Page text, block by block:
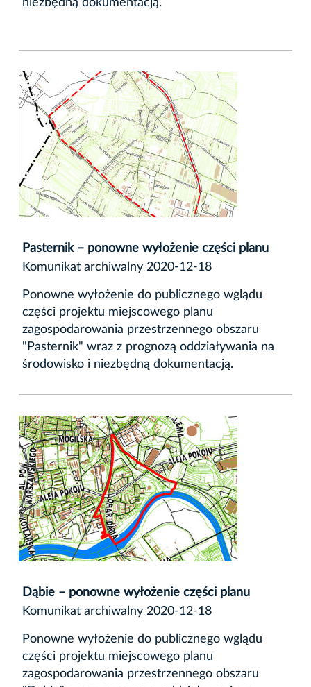
niezbędną dokumentacją.
Pasternik – ponowne wyłożenie części planu
Komunikat archiwalny 2020-12-18
Ponowne wyłożenie do publicznego wglądu
części projektu miejscowego planu
zagospodarowania przestrzennego obszaru
"Pasternik" wraz z prognozą oddziaływania na
środowisko i niezbędną dokumentacją.
Dąbie – ponowne wyłożenie części planu
Komunikat archiwalny 2020-12-18
Ponowne wyłożenie do publicznego wglądu
części projektu miejscowego planu
zagospodarowania przestrzennego obszaru